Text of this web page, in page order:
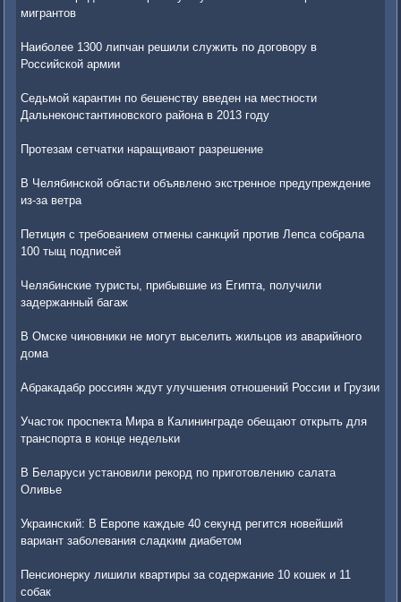
мигрантов
Наиболее 1300 липчан решили служить по договору в
Российской армии
Седьмой карантин по бешенству введен на местности
Дальнеконстантиновского района в 2013 году
Протезам сетчатки наращивают разрешение
В Челябинской области объявлено экстренное предупреждение
из-за ветра
Петиция с требованием отмены санкций против Лепса собрала
100 тыщ подписей
Челябинские туристы, прибывшие из Египта, получили
задержанный багаж
В Омске чиновники не могут выселить жильцов из аварийного
дома
Абракадабр россиян ждут улучшения отношений России и Грузии
Участок проспекта Мира в Калининграде обещают открыть для
транспорта в конце недельки
В Беларуси установили рекорд по приготовлению салата
Оливье
Украинский: В Европе каждые 40 секунд регится новейший
вариант заболевания сладким диабетом
Пенсионерку лишили квартиры за содержание 10 кошек и 11
собак